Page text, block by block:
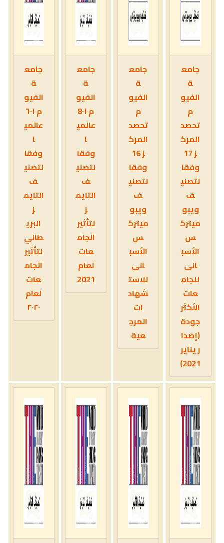
جامع
ة
الفيو
م
تحصد
المرك
ز 17
وفقا
لتصني
ف
ويبو
ميترك
س
الأسب
انى
للجام
عات
الأكثر
جودة
(إصدا
ر يناير
2021)
جامع
ة
الفيو
م
تحصد
المرك
ز 16
وفقا
لتصني
ف
ويبو
ميترك
س
الأسب
انى
للاست
شهاد
ات
المرج
عية
جامع
ة
الفيو
م 8٠١
عالمي
ا
وفقا
لتصني
ف
التايم
ز
لتأثير
الجام
عات
لعام
2021
جامع
ة
الفيو
م ٦٠١
عالمي
ا
وفقا
لتصني
ف
التايم
ز
البري
طاني
لتأثير
الجام
عات
لعام
٢٠٢٠